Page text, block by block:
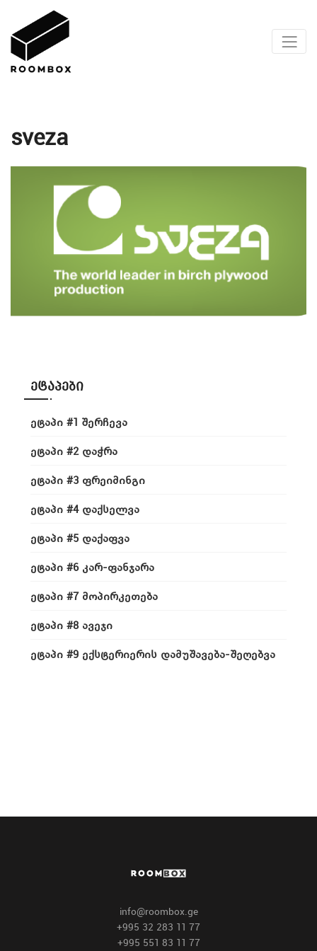
sveza
ᲔᲢᲐᲞᲔᲑᲘ
ᲔᲢᲐᲞᲘ #1 ᲨᲔᲠᲩᲔᲕᲐ
ᲔᲢᲐᲞᲘ #2 ᲓᲐᲭᲠᲐ
ᲔᲢᲐᲞᲘ #3 ᲤᲠᲔᲘᲛᲘᲜᲒᲘ
ᲔᲢᲐᲞᲘ #4 ᲓᲐᲥᲡᲔᲚᲕᲐ
ᲔᲢᲐᲞᲘ #5 ᲓᲐᲥᲐᲤᲕᲐ
ᲔᲢᲐᲞᲘ #6 ᲙᲐᲠ-ᲤᲐᲜᲯᲐᲠᲐ
ᲔᲢᲐᲞᲘ #7 ᲛᲝᲞᲘᲠᲙᲔᲗᲔᲑᲐ
ᲔᲢᲐᲞᲘ #8 ᲐᲕᲔᲯᲘ
ᲔᲢᲐᲞᲘ #9 ᲔᲥᲡᲢᲔᲠᲘᲔᲠᲘᲡ ᲓᲐᲛᲣᲨᲐᲕᲔᲑᲐ-ᲨᲔᲦᲔᲑᲕᲐ
info@roombox.ge
+995 32 283 11 77
+995 551 83 11 77